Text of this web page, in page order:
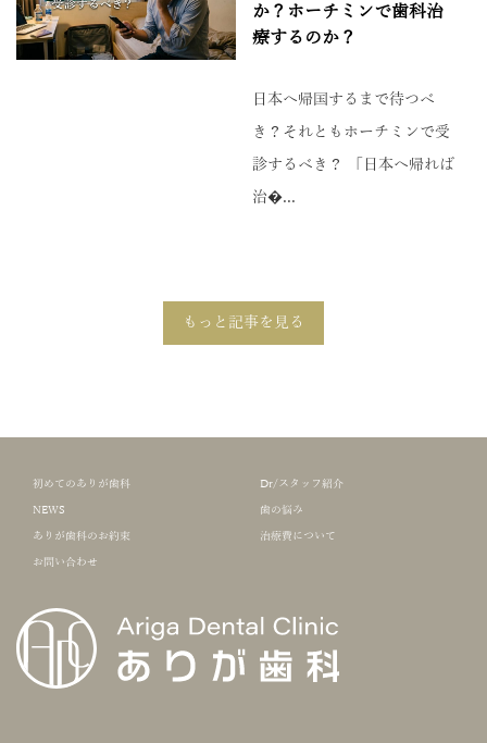
か？ホーチミンで歯科治
療するのか？
日本へ帰国するまで待つべ
き？それともホーチミンで受
診するべき？ 「日本へ帰れば
治�...
もっと記事を見る
初めてのありが歯科 Dr/スタッフ紹介
NEWS 歯の悩み
ありが歯科のお約束 治療費について
お問い合わせ